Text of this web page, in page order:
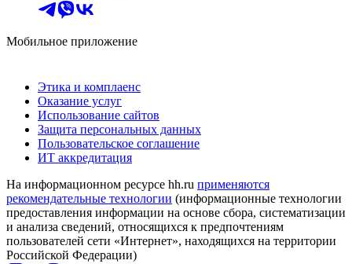
Мобильное приложение
Этика и комплаенс
Оказание услуг
Использование сайтов
Защита персональных данных
Пользовательское соглашение
ИТ аккредитация
На информационном ресурсе hh.ru применяются
рекомендательные технологии (информационные технологии
предоставления информации на основе сбора, систематизации
и анализа сведений, относящихся к предпочтениям
пользователей сети «Интернет», находящихся на территории
Российской Федерации)